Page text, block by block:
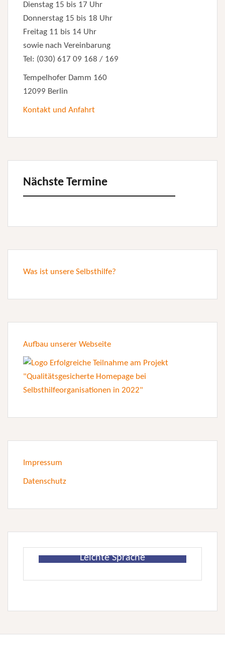
Dienstag 15 bis 17 Uhr
Donnerstag 15 bis 18 Uhr
Freitag 11 bis 14 Uhr
sowie nach Vereinbarung
Tel: (030) 617 09 168 / 169
Tempelhofer Damm 160
12099 Berlin
Kontakt und Anfahrt
Nächste Termine
Was ist unsere Selbsthilfe?
Aufbau unserer Webseite
Impressum
Datenschutz
Leichte Sprache